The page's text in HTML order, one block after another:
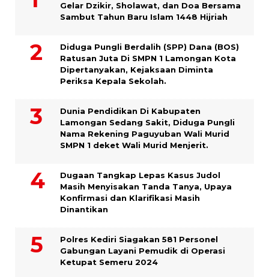
Gelar Dzikir, Sholawat, dan Doa Bersama
Sambut Tahun Baru Islam 1448 Hijriah
Diduga Pungli Berdalih (SPP) Dana (BOS)
Ratusan Juta Di SMPN 1 Lamongan Kota
Dipertanyakan, Kejaksaan Diminta
Periksa Kepala Sekolah.
Dunia Pendidikan Di Kabupaten
Lamongan Sedang Sakit, Diduga Pungli
Nama Rekening Paguyuban Wali Murid
SMPN 1 deket Wali Murid Menjerit.
Dugaan Tangkap Lepas Kasus Judol
Masih Menyisakan Tanda Tanya, Upaya
Konfirmasi dan Klarifikasi Masih
Dinantikan
Polres Kediri Siagakan 581 Personel
Gabungan Layani Pemudik di Operasi
Ketupat Semeru 2024